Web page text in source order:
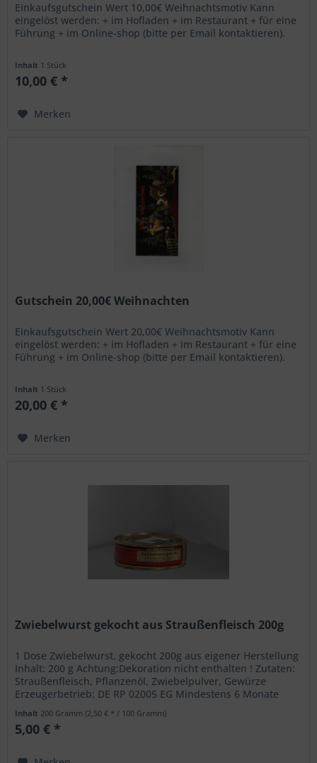
Einkaufsgutschein Wert 10,00€ Weihnachtsmotiv Kann
eingelöst werden: + im Hofladen + im Restaurant + für eine
Führung + im Online-shop (bitte per Email kontaktieren).
Inhalt 1 Stück
10,00 € *
Merken
Gutschein 20,00€ Weihnachten
Einkaufsgutschein Wert 20,00€ Weihnachtsmotiv Kann
eingelöst werden: + im Hofladen + im Restaurant + für eine
Führung + im Online-shop (bitte per Email kontaktieren).
Inhalt 1 Stück
20,00 € *
Merken
Zwiebelwurst gekocht aus Straußenfleisch 200g
1 Dose Zwiebelwurst, gekocht 200g aus eigener Herstellung
Inhalt: 200 g Achtung:Dekoration nicht enthalten ! Zutaten:
Straußenfleisch, Pflanzenöl, Zwiebelpulver, Gewürze
Erzeugerbetrieb: DE RP 02005 EG Mindestens 6 Monate
Inhalt 200 Gramm(2,50 € * / 100 Gramm)
5,00 € *